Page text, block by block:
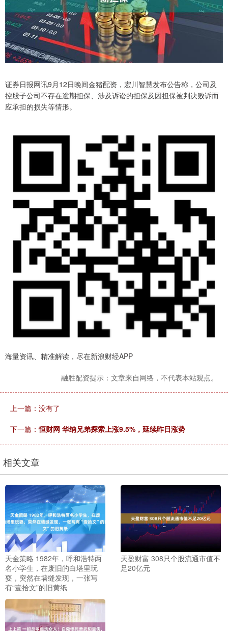
证券日报网讯9月12日晚间金猪配资，宏川智慧发布公告称，公司及
控股子公司不存在逾期担保、涉及诉讼的担保及因担保被判决败诉而
应承担的损失等情形。
海量资讯、精准解读，尽在新浪财经APP
融胜配资提示：文章来自网络，不代表本站观点。
上一篇：没有了
下一篇：恒财网 华纳兄弟探索上涨9.5%，延续昨日涨势
相关文章
天金策略 1982年，呼和浩特两
名小学生，在废旧的白塔里玩
耍，突然在墙缝发现，一张写
有“壹拾文”的旧黄纸
天盈财富 308只个股流通市值不
足20亿元